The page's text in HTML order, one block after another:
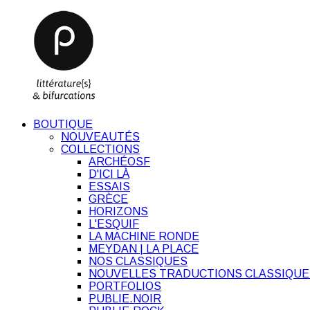
BOUTIQUE
NOUVEAUTÉS
COLLECTIONS
ARCHÉOSF
D'ICI LÀ
ESSAIS
GRÈCE
HORIZONS
L'ESQUIF
LA MACHINE RONDE
MEYDAN | LA PLACE
NOS CLASSIQUES
NOUVELLES TRADUCTIONS
PORTFOLIOS
PUBLIE.NOIR